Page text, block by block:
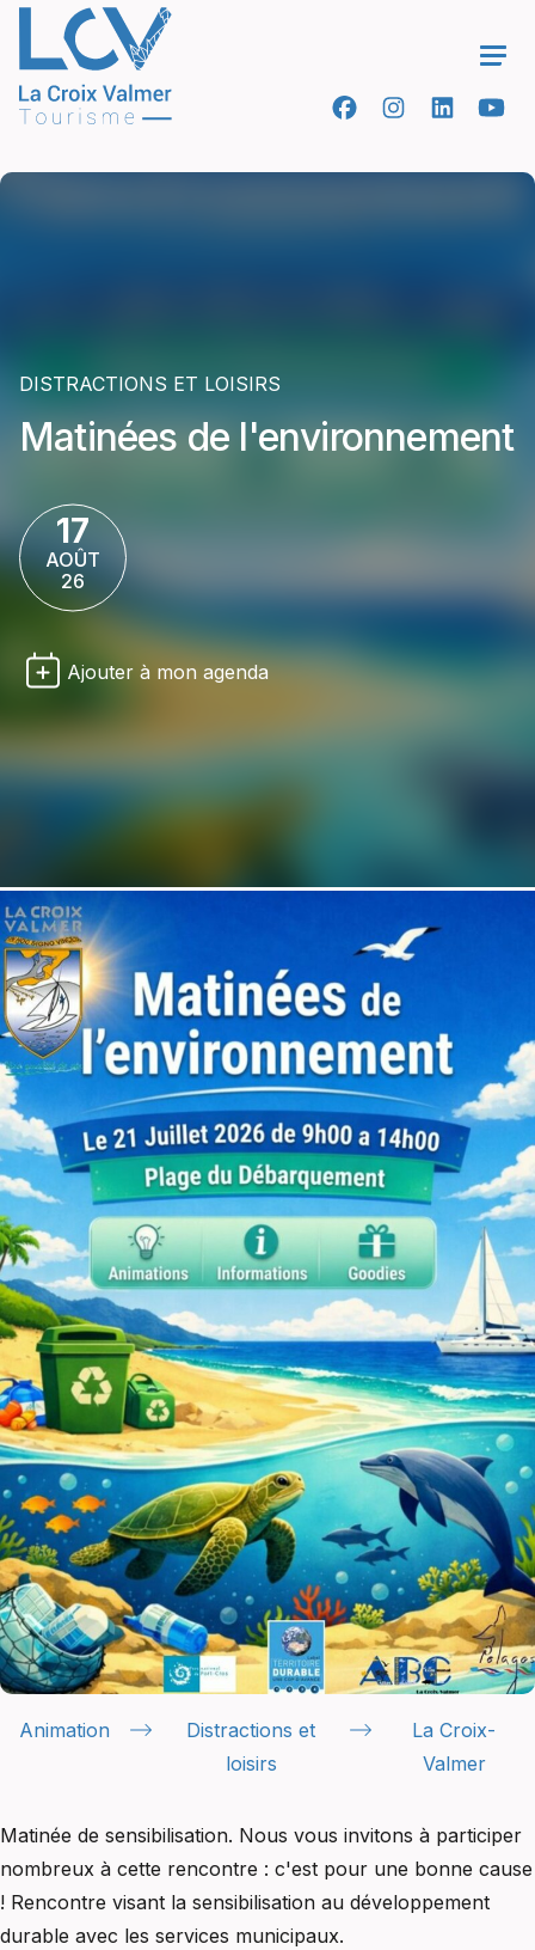
DISTRACTIONS ET LOISIRS
Matinées de l'environnement
17
AOÛT
26
Ajouter à mon agenda
Animation
Distractions et
loisirs
La Croix-
Valmer
Matinée de sensibilisation. Nous vous invitons à participer
nombreux à cette rencontre : c'est pour une bonne cause
! Rencontre visant la sensibilisation au développement
durable avec les services municipaux.